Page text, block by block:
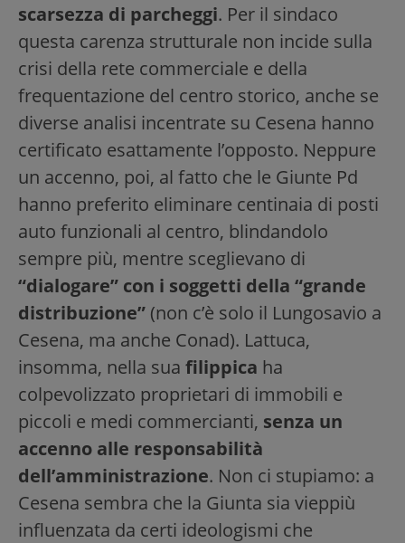
scarsezza di parcheggi. Per il sindaco
questa carenza strutturale non incide sulla
crisi della rete commerciale e della
frequentazione del centro storico, anche se
diverse analisi incentrate su Cesena hanno
certificato esattamente l’opposto. Neppure
un accenno, poi, al fatto che le Giunte Pd
hanno preferito eliminare centinaia di posti
auto funzionali al centro, blindandolo
sempre più, mentre sceglievano di
“dialogare” con i soggetti della “grande
distribuzione” (non c’è solo il Lungosavio a
Cesena, ma anche Conad). Lattuca,
insomma, nella sua filippica ha
colpevolizzato proprietari di immobili e
piccoli e medi commercianti, senza un
accenno alle responsabilità
dell’amministrazione. Non ci stupiamo: a
Cesena sembra che la Giunta sia vieppiù
influenzata da certi ideologismi che